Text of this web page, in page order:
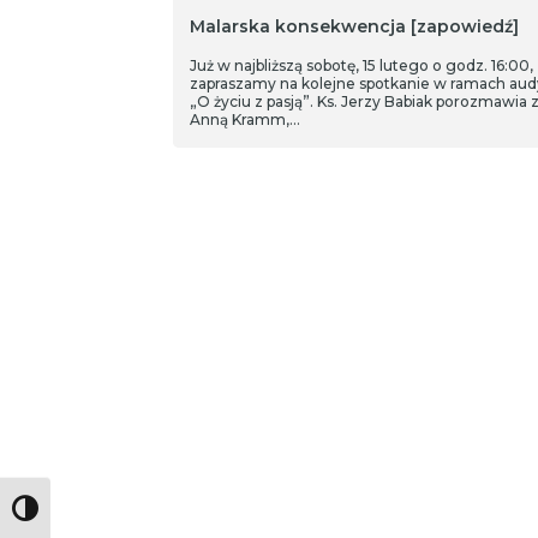
Toggle High Contrast
Malarska konsekwencja [zapowiedź]
Już w najbliższą sobotę, 15 lutego o godz. 16:00,
zapraszamy na kolejne spotkanie w ramach
„O życiu z pasją”. Ks. Jerzy Babiak porozmawia z
Anną Kramm,…